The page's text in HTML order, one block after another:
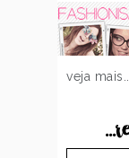
veja